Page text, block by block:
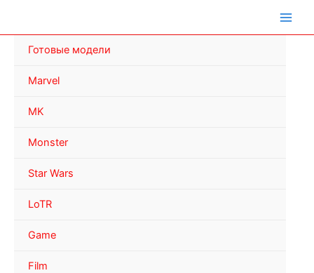
Готовые модели
Marvel
MK
Monster
Star Wars
LoTR
Game
Film